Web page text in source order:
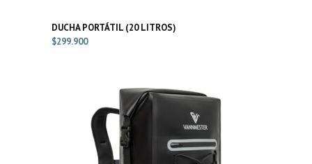
DUCHA PORTÁTIL (20 LITROS)
$299.900